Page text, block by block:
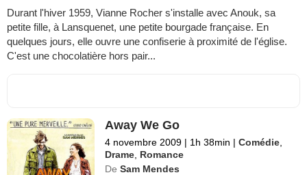
Durant l'hiver 1959, Vianne Rocher s'installe avec Anouk, sa
petite fille, à Lansquenet, une petite bourgade française. En
quelques jours, elle ouvre une confiserie à proximité de l'église.
C'est une chocolatière hors pair...
Away We Go
4 novembre 2009 | 1h 38min | Comédie
Drame Romance
De Sam Mendes